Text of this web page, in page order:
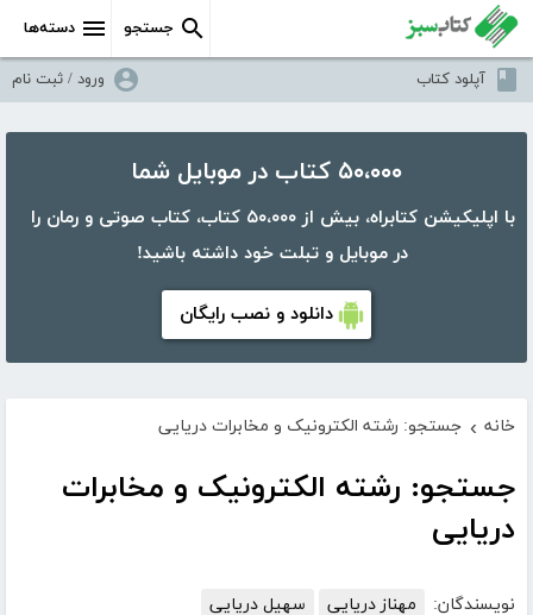
دسته‌ها جستجو
آپلود کتاب ورود / ثبت نام
۵۰،۰۰۰ کتاب در موبایل شما
با اپلیکیشن کتابراه، بیش از ۵۰،۰۰۰ کتاب، کتاب صوتی و رمان را
در موبایل و تبلت خود داشته باشید!
دانلود و نصب رایگان
خانه › جستجو: رشته الکترونیک و مخابرات دریایی
جستجو: رشته الکترونیک و مخابرات
دریایی
نویسندگان: مهناز دریایی سهیل دریایی